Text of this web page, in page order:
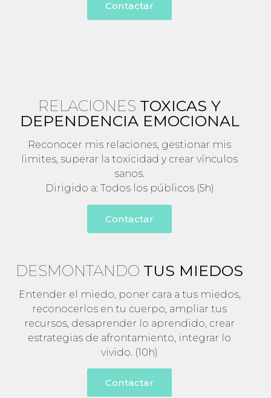
Contactar
RELACIONES TOXICAS Y
DEPENDENCIA EMOCIONAL
Reconocer mis relaciones, gestionar mis
limites, superar la toxicidad y crear vínculos
sanos.
Dirigido a: Todos los públicos (5h)
Contactar
DESMONTANDO TUS MIEDOS
Entender el miedo, poner cara a tus miedos,
reconocerlos en tu cuerpo, ampliar tus
recursos, desaprender lo aprendido, crear
estrategias de afrontamiento, integrar lo
vivido. (10h)
Contactar